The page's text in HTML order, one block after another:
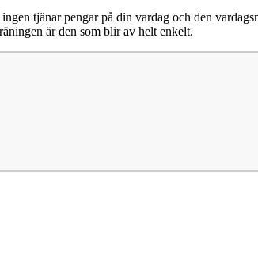
tjänar pengar på din vardag och den
är den som blir av helt enkelt.